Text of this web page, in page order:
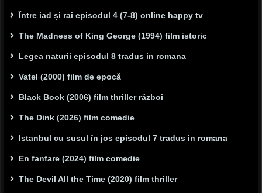
Între iad și rai episodul 4 (7-8) online happy tv
The Madness of King George (1994) film istoric
Legea naturii episodul 8 tradus in romana
Vatel (2000) film de epocă
Black Book (2006) film thriller război
The Dink (2026) film comedie
Istanbul cu susul în jos episodul 7 tradus in romana
En fanfare (2024) film comedie
The Devil All the Time (2020) film thriller